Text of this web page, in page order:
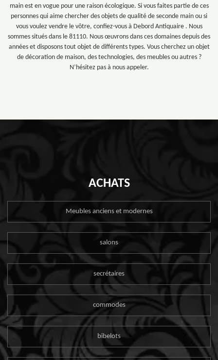
main est en vogue pour une raison écologique. Si vous faites partie de ces
personnes qui aime chercher des objets de qualité de seconde main ou si
vous voulez vendre le vôtre, confiez-vous à Debord Antiquaire . Nous
sommes situés dans le 81110. Nous œuvrons dans ces domaines depuis des
années et disposons tout objet de différents types. Vous cherchez un objet
de décoration de maison, des technologies, des meubles ou autres ?
N’hésitez pas à nous appeler.
ACHATS
Meubles anciens et modernes
salons
secrétaires
commodes
bibelots